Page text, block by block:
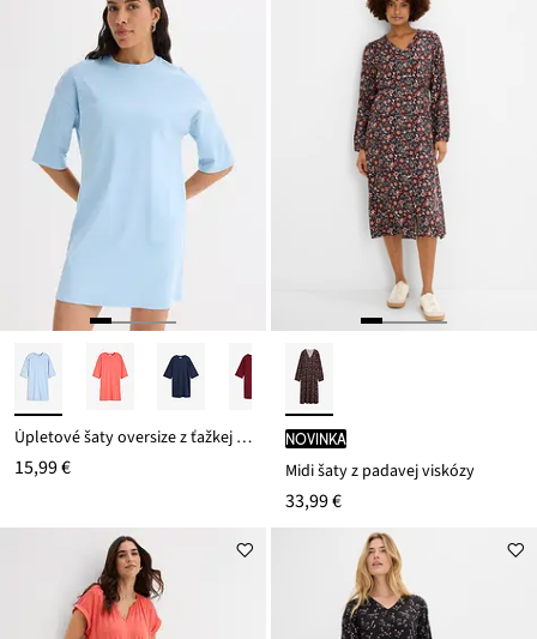
Úpletové šaty oversize z ťažkej bio bavlny
15,99 €
novinka
Midi šaty z padavej viskózy
33,99 €